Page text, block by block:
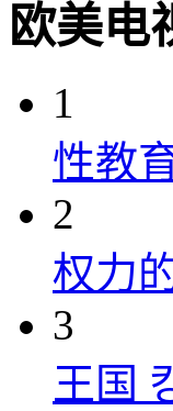
欧美电
1
性教
2
权力
3
王国